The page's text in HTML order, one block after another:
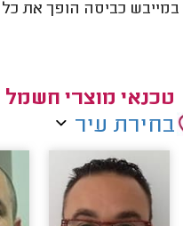
כביסה הופך את כל
טכנאי מוצרי חשמל
בחירת עיר